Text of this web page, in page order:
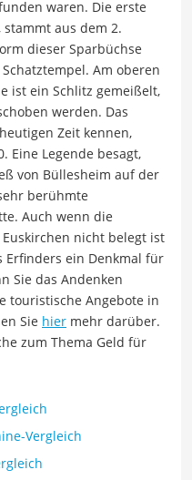
waren. Die erste
aus dem 2.
dieser Sparbüchse
Am oberen
ist ein Schlitz gemeißelt,
werden. Das
Zeit kennen,
Eine Legende besagt,
von Büllesheim auf der
berühmte
Auch wenn die
nicht belegt ist
Erfinders ein Denkmal für
Sie das Andenken
touristische Angebote in
Sie hier mehr darüber.
zum Thema Geld für
Vergleich